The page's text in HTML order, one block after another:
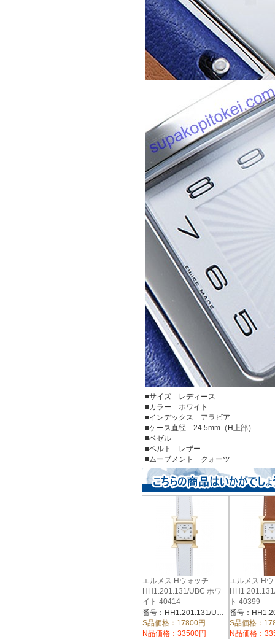
■サイズ レディース
■カラー ホワイト
■インデックス アラビア
■ケース直径 24.5mm（H上部）
■ベゼル
■ベルト レザー
■ムーブメント クォーツ
エルメス Hウォッチ
HH1.201.131/UBC ホワ
イト 40414
番号：HH1.201.131/UBC
S品価格：17800円
N品価格：33500円
エルメス H
ト 40399
S品価格：
N品価格：